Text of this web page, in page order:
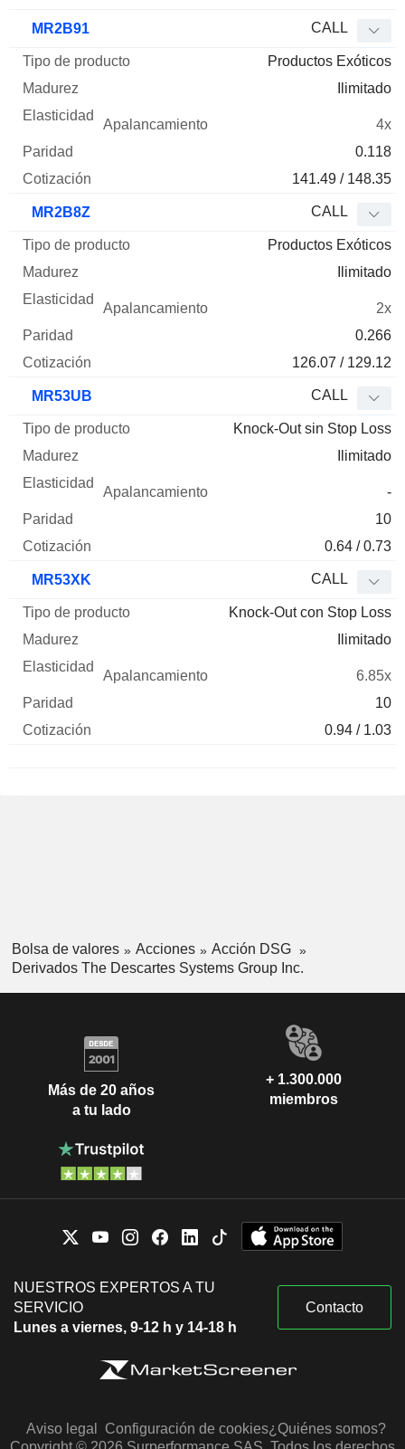
MR2B91 CALL
Productos Exóticos
Ilimitado
4x
0.118
141.49 / 148.35
MR2B8Z CALL
Productos Exóticos
Ilimitado
2x
0.266
126.07 / 129.12
MR53UB CALL
Knock-Out sin Stop Loss
Ilimitado
-
10
0.64 / 0.73
MR53XK CALL
Knock-Out con Stop Loss
Ilimitado
6.85x
10
0.94 / 1.03
Bolsa de valores Acciones
Acción DSG
Derivados The Descartes Systems Group Inc.
Más de 20 años
a tu lado
+ 1.300.000
miembros
NUESTROS EXPERTOS A TU
SERVICIO
Lunes a viernes, 9-12 h y 14-18 h
Contacto
Aviso legal Configuración de cookies¿Quiénes somos?